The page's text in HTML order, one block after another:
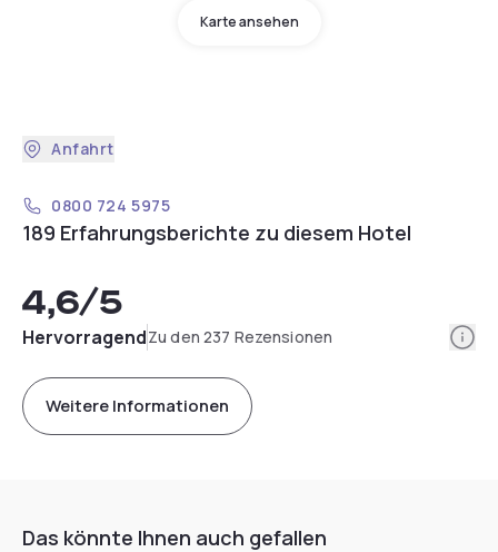
Karte ansehen
Anfahrt
0800 724 5975
189 Erfahrungsberichte zu diesem Hotel
4,6/5
HervorragendZu den 237 Rezensionen
Weitere Informationen
Das könnte Ihnen auch gefallen